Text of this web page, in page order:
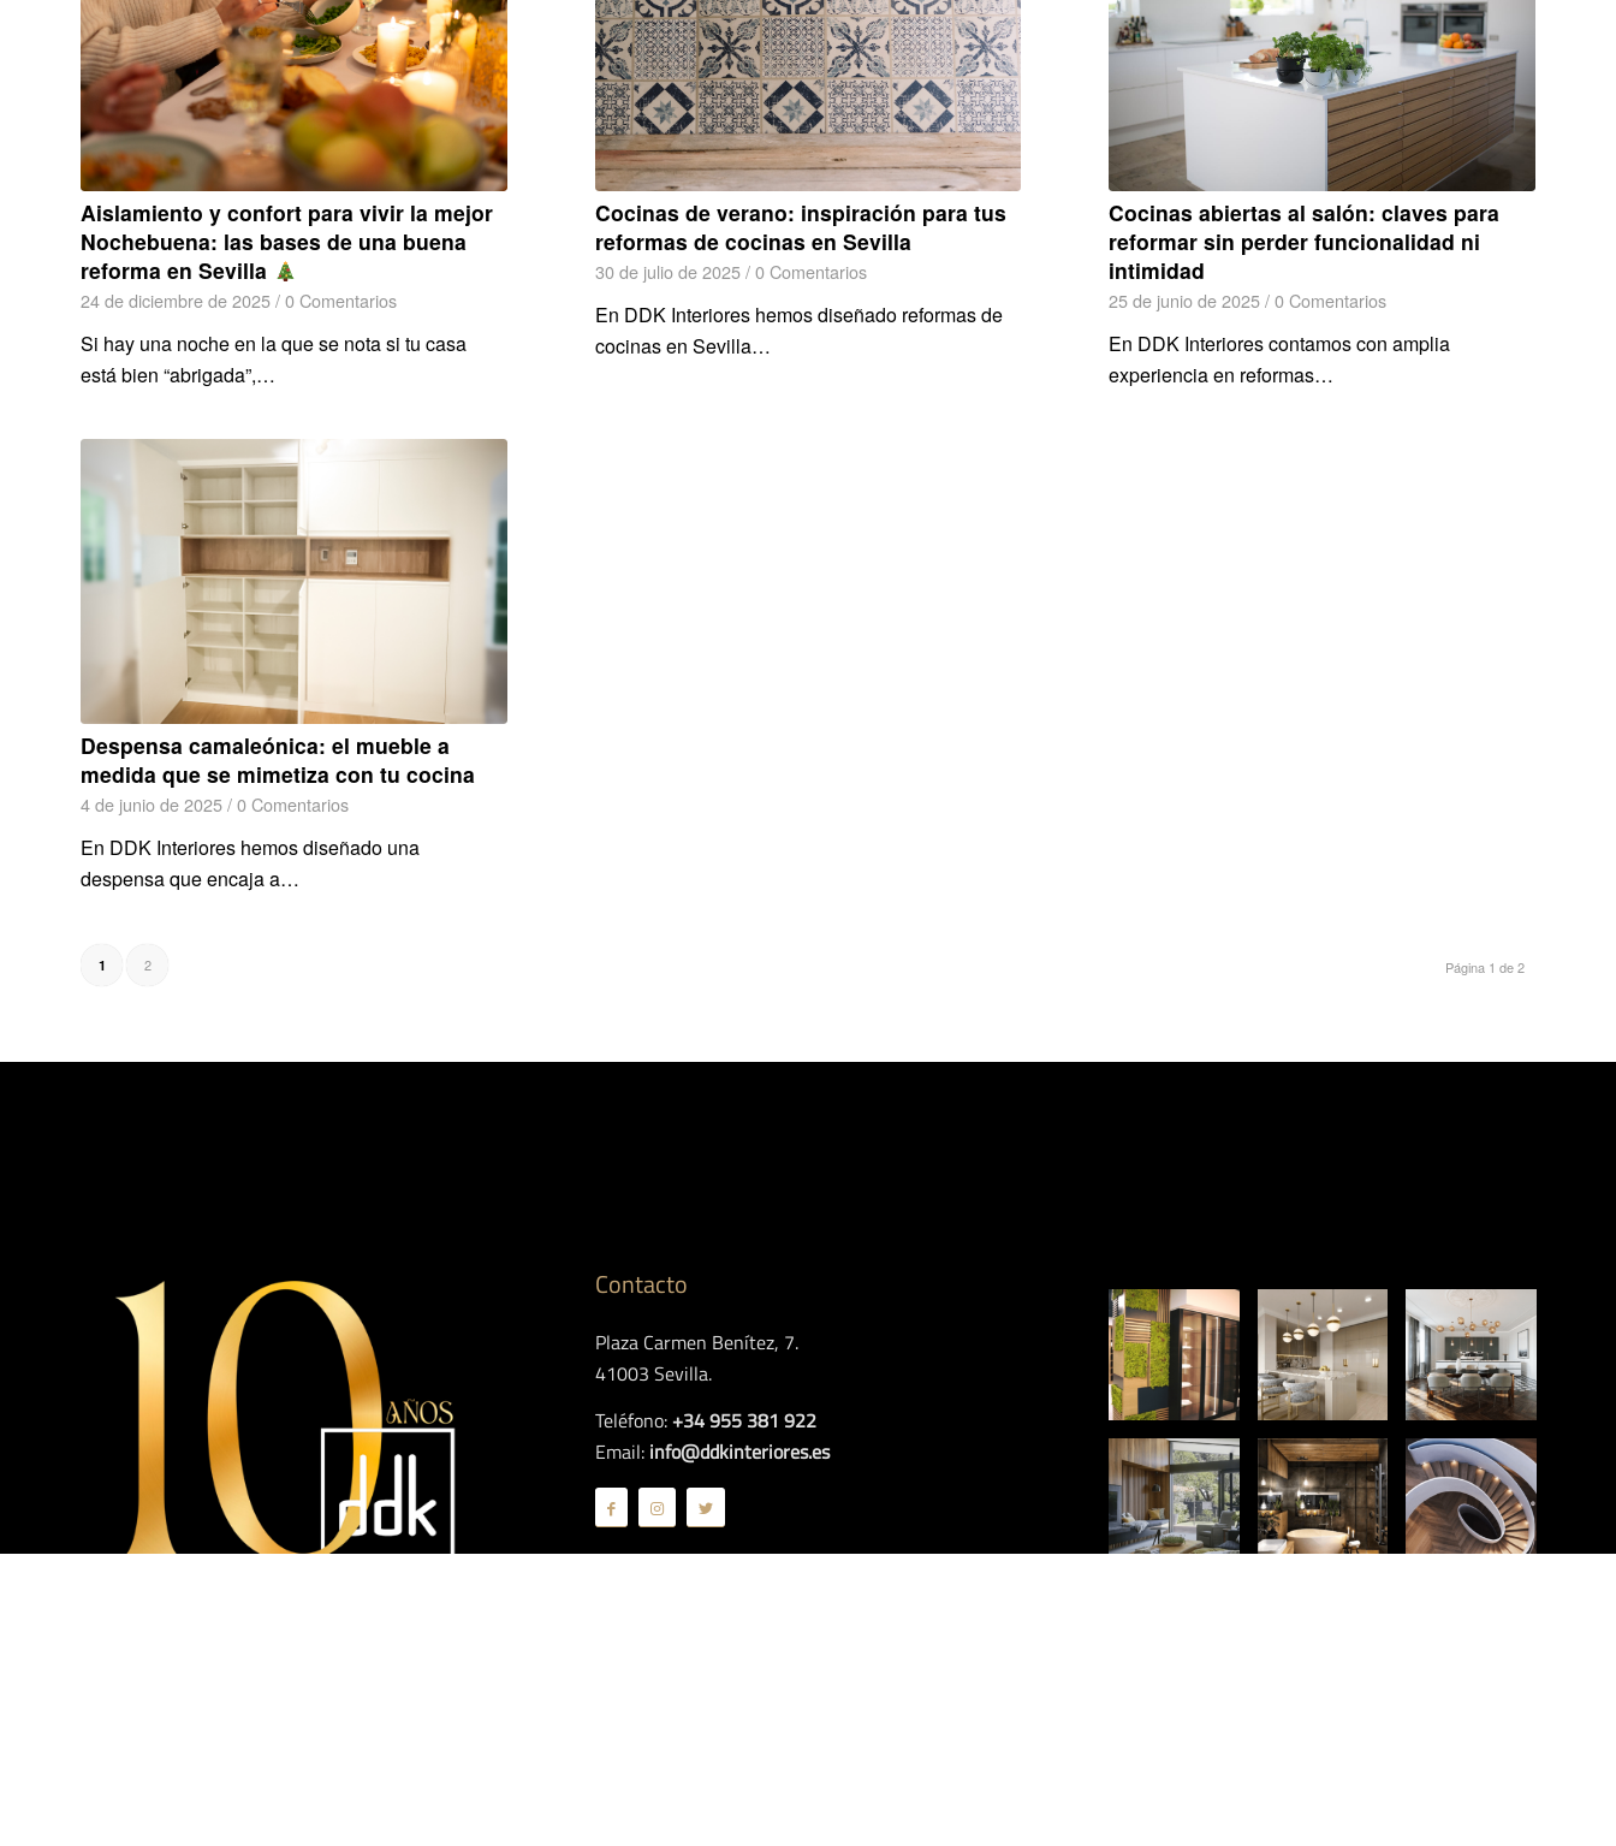
Aislamiento y confort para vivir la mejor
Nochebuena: las bases de una buena
reforma en Sevilla
24 de diciembre de 2025/0 Comentarios
Si hay una noche en la que se nota si tu casa
está bien “abrigada”,…
Cocinas de verano: inspiración para tus
reformas de cocinas en Sevilla
30 de julio de 2025 / 0 Comentarios
En DDK Interiores hemos diseñado reformas de
cocinas en Sevilla…
Cocinas abiertas al salón: claves para
reformar sin perder funcionalidad ni
intimidad
25 de junio de 2025/0 Comentarios
En DDK Interiores contamos con amplia
experiencia en reformas…
Despensa camaleónica: el mueble a
medida que se mimetiza con tu cocina
4 de junio de 2025/0 Comentarios
En DDK Interiores hemos diseñado una
despensa que encaja a…
Página 1 de 2
1 2
Contacto
Plaza Carmen Benítez, 7.
41003 Sevilla.
Teléfono:+34 955 381 922
Email:info@ddkinteriores.es